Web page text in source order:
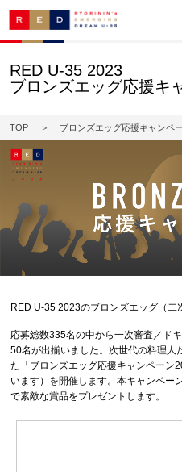
RED U-35 2023
ブロンズエッグ応援キ
TOP ブロンズエッグ応援キャンペ
RED U-35 2023のブロンズエッグ（二
応募総数335名の中から一次審査／ド
50名が出揃いました。次世代の料理人
た「ブロンズエッグ応援キャンペーン
います）を開催します。本キャンペー
で素敵な賞品をプレゼントします。